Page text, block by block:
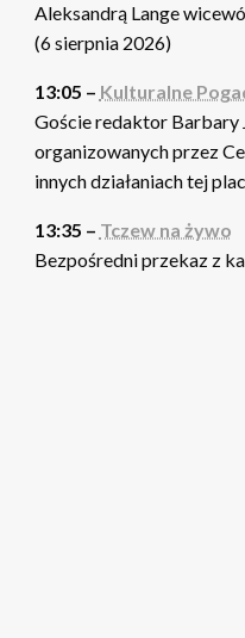
Aleksandrą Lange
(6 sierpnia 2026)
13:05 – Kulturalne
Goście redaktor Barbary
organizowanych przez
innych działaniach tej
13:35 – Tczew na żywo
Bezpośredni przekaz z